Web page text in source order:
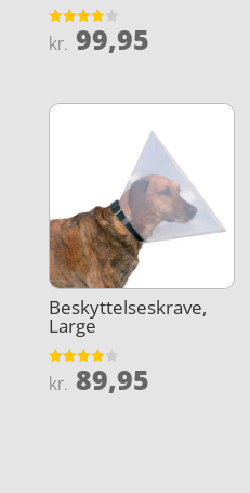
Vurderet
3.9
kr. 99,95
Beskyttelseskrave,
Large
Vurderet
3.9
kr. 89,95